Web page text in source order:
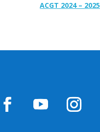
ACGT 2024 – 2025